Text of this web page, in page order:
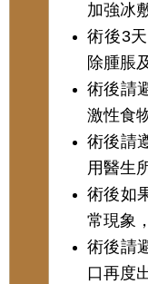
加強冰
術後3
除腫脹
術後請
激性食
術後請
用醫生
術後如
常現象
術後請
口再度